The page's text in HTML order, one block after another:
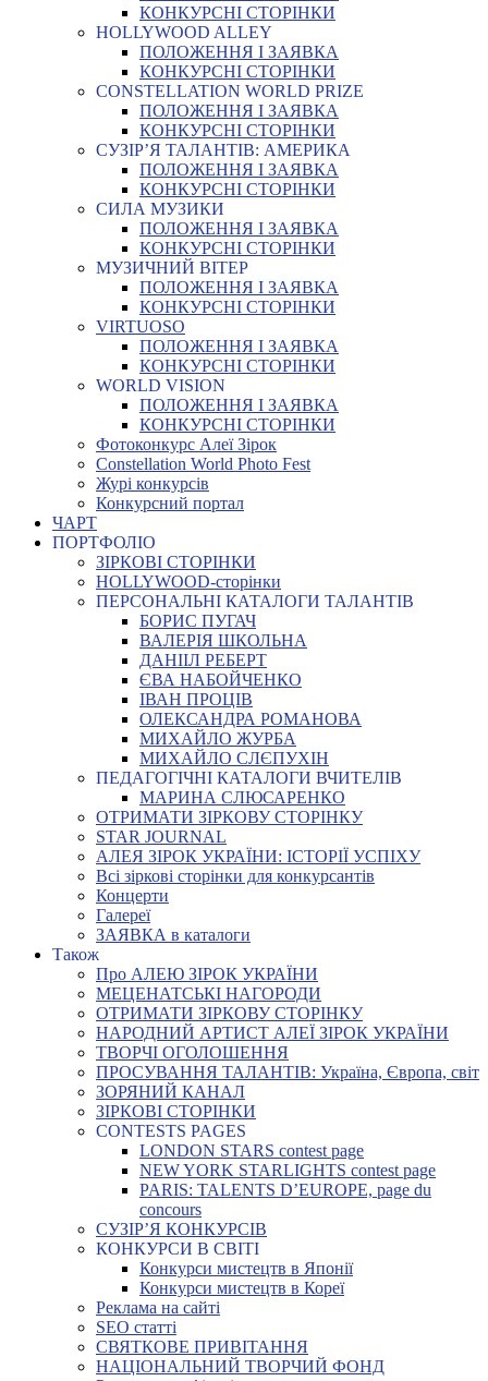
КОНКУРСНІ СТОРІНКИ
HOLLYWOOD ALLEY
ПОЛОЖЕННЯ І ЗАЯВКА
КОНКУРСНІ СТОРІНКИ
CONSTELLATION WORLD PRIZE
ПОЛОЖЕННЯ І ЗАЯВКА
КОНКУРСНІ СТОРІНКИ
СУЗІР’Я ТАЛАНТІВ: АМЕРИКА
ПОЛОЖЕННЯ І ЗАЯВКА
КОНКУРСНІ СТОРІНКИ
СИЛА МУЗИКИ
ПОЛОЖЕННЯ І ЗАЯВКА
КОНКУРСНІ СТОРІНКИ
МУЗИЧНИЙ ВІТЕР
ПОЛОЖЕННЯ І ЗАЯВКА
КОНКУРСНІ СТОРІНКИ
VIRTUOSO
ПОЛОЖЕННЯ І ЗАЯВКА
КОНКУРСНІ СТОРІНКИ
WORLD VISION
ПОЛОЖЕННЯ І ЗАЯВКА
КОНКУРСНІ СТОРІНКИ
Фотоконкурс Алеї Зірок
Constellation World Photo Fest
Журі конкурсів
Конкурсний портал
ЧАРТ
ПОРТФОЛІО
ЗІРКОВІ СТОРІНКИ
HOLLYWOOD-сторінки
ПЕРСОНАЛЬНІ КАТАЛОГИ ТАЛАНТІВ
БОРИС ПУГАЧ
ВАЛЕРІЯ ШКОЛЬНА
ДАНІІЛ РЕБЕРТ
ЄВА НАБОЙЧЕНКО
ІВАН ПРОЦІВ
ОЛЕКСАНДРА РОМАНОВА
МИХАЙЛО ЖУРБА
МИХАЙЛО СЛЄПУХІН
ПЕДАГОГІЧНІ КАТАЛОГИ ВЧИТЕЛІВ
МАРИНА СЛЮСАРЕНКО
ОТРИМАТИ ЗІРКОВУ СТОРІНКУ
STAR JOURNAL
АЛЕЯ ЗІРОК УКРАЇНИ: ІСТОРІЇ УСПІХУ
Всі зіркові сторінки для конкурсантів
Концерти
Галереї
ЗАЯВКА в каталоги
Також
Про АЛЕЮ ЗІРОК УКРАЇНИ
МЕЦЕНАТСЬКІ НАГОРОДИ
ОТРИМАТИ ЗІРКОВУ СТОРІНКУ
НАРОДНИЙ АРТИСТ АЛЕЇ ЗІРОК УКРАЇНИ
ТВОРЧІ ОГОЛОШЕННЯ
ПРОСУВАННЯ ТАЛАНТІВ: Україна, Європа, світ
ЗОРЯНИЙ КАНАЛ
ЗІРКОВІ СТОРІНКИ
CONTESTS PAGES
LONDON STARS contest page
NEW YORK STARLIGHTS contest page
PARIS: TALENTS D’EUROPE, page du
concours
СУЗІР’Я КОНКУРСІВ
КОНКУРСИ В СВІТІ
Конкурси мистецтв в Японії
Конкурси мистецтв в Кореї
Реклама на сайті
SEO статті
СВЯТКОВЕ ПРИВІТАННЯ
НАЦІОНАЛЬНИЙ ТВОРЧИЙ ФОНД